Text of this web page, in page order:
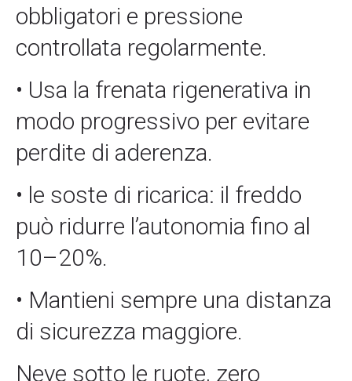
obbligatori e pressione
controllata regolarmente.
• Usa la frenata rigenerativa in
modo progressivo per evitare
perdite di aderenza.
• le soste di ricarica: il freddo
può ridurre l’autonomia fino al
10–20%.
• Mantieni sempre una distanza
di sicurezza maggiore.
Neve sotto le ruote, zero